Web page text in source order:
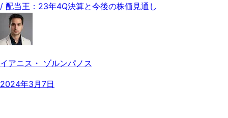
/ 配当王：23年4Q決算と今後の株価見通し
イアニス・ ゾルンパノス
2024年3月7日